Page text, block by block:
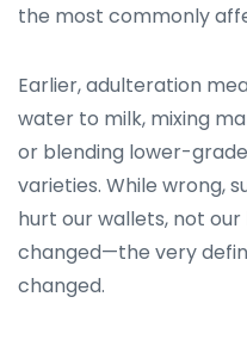
the most commonly
Earlier, adulteration
water to milk, mixing
or blending lower-
varieties. While wrong,
hurt our wallets, not
changed—the very
changed.